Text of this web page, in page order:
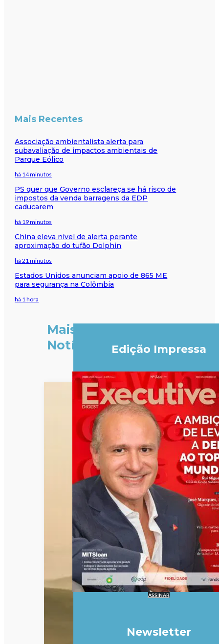
Mais Recentes
Associação ambientalista alerta para
subavaliação de impactos ambientais de
Parque Eólico
há 14 minutos
PS quer que Governo esclareça se há risco de
impostos da venda barragens da EDP
caducarem
há 19 minutos
China eleva nível de alerta perante
aproximação do tufão Dolphin
há 21 minutos
Estados Unidos anunciam apoio de 865 ME
para segurança na Colômbia
há 1 hora
Mais
Notícias
Edição Impressa
ASSINAR
Newsletter